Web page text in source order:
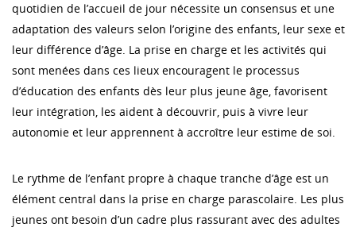
quotidien de l’accueil de jour nécessite un consensus et une
adaptation des valeurs selon l’origine des enfants, leur sexe et
leur différence d’âge. La prise en charge et les activités qui
sont menées dans ces lieux encouragent le processus
d’éducation des enfants dès leur plus jeune âge, favorisent
leur intégration, les aident à découvrir, puis à vivre leur
autonomie et leur apprennent à accroître leur estime de soi.
Le rythme de l’enfant propre à chaque tranche d’âge est un
élément central dans la prise en charge parascolaire. Les plus
jeunes ont besoin d’un cadre plus rassurant avec des adultes